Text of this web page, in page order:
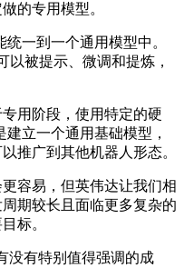
的专用模型。
一到一个通用模型中。
以被提示、微调和提炼，
用阶段，使用特定的硬
立一个通用基础模型，
推广到其他机器人形态。
容易，但英伟达让我们相
期较长且面临更多复杂的
标。
有特别值得强调的成